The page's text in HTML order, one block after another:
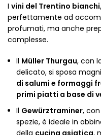
I vini del Trentino bianchi
perfettamente ad
profumati, ma anche
complesse.
Il Müller Thurgau, con
delicato, si sposa
di salumi e formaggi
primi piatti a base di
Il Gewürztraminer,
spezie, è ideale in
della cucina asiatica,